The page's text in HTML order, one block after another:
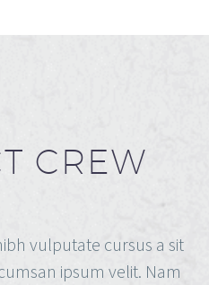
CREW
vulputate cursus a sit
ipsum velit. Nam